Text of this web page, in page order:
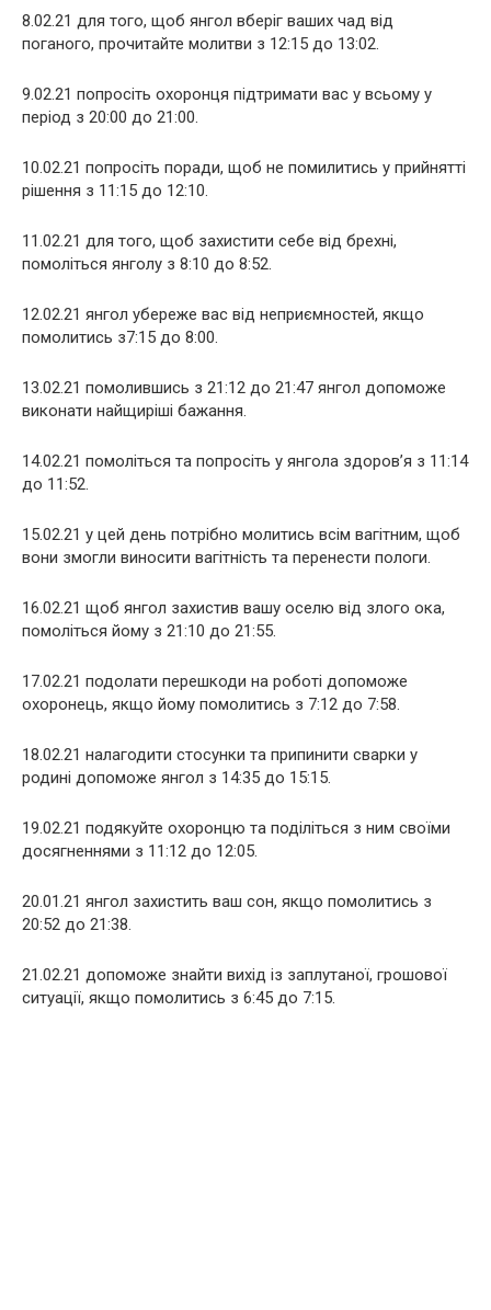
8.02.21 для того, щоб янгол вберіг ваших чад від
поганого, прочитайте молитви з 12:15 до 13:02.
9.02.21 попросіть охоронця підтримати вас у всьому у
період з 20:00 до 21:00.
10.02.21 попросіть поради, щоб не помилитись у прийнятті
рішення з 11:15 до 12:10.
11.02.21 для того, щоб захистити себе від брехні,
помоліться янголу з 8:10 до 8:52.
12.02.21 янгол убереже вас від неприємностей, якщо
помолитись з7:15 до 8:00.
13.02.21 помолившись з 21:12 до 21:47 янгол допоможе
виконати найщиріші бажання.
14.02.21 помоліться та попросіть у янгола здоров’я з 11:14
до 11:52.
15.02.21 у цей день потрібно молитись всім вагітним, щоб
вони змогли виносити вагітність та перенести пологи.
16.02.21 щоб янгол захистив вашу оселю від злого ока,
помоліться йому з 21:10 до 21:55.
17.02.21 подолати перешкоди на роботі допоможе
охоронець, якщо йому помолитись з 7:12 до 7:58.
18.02.21 налагодити стосунки та припинити сварки у
родині допоможе янгол з 14:35 до 15:15.
19.02.21 подякуйте охоронцю та поділіться з ним своїми
досягненнями з 11:12 до 12:05.
20.01.21 янгол захистить ваш сон, якщо помолитись з
20:52 до 21:38.
21.02.21 допоможе знайти вихід із заплутаної, грошової
ситуації, якщо помолитись з 6:45 до 7:15.